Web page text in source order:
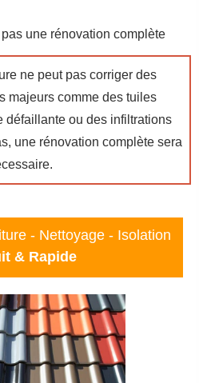
une rénovation complète
ne peut pas corriger des
majeurs comme des tuiles
défaillante ou des infiltrations
une rénovation complète sera
- Nettoyage - Isolation
& Rapide